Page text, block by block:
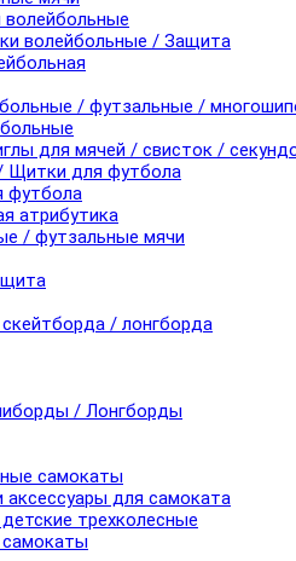
волейбольные
волейбольные / Защита
/ футзальные /
для мячей / свисток /
Щитки для футбола
футбола
атрибутика
/ футзальные мячи
/ лонгборда
/ Лонгборды
самокаты
аксессуары для самоката
трехколесные